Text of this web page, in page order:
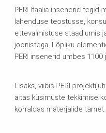
PERI Itaalia insenerid tegid
lahenduse teostusse,
ettevalmistuse staadiumis
joonistega. Lõpliku
PERI insenerid umbes 1100
Lisaks, viibis PERI
aitas küsimuste tekkimise
korraldas materjalide tarnet.